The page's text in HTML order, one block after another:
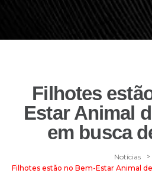
Filhotes
Estar Animal
em busca
Notícias >
Filhotes estão no Bem-Estar Animal